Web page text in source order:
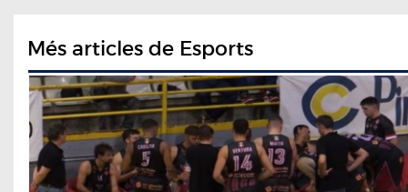
Més articles de Esports